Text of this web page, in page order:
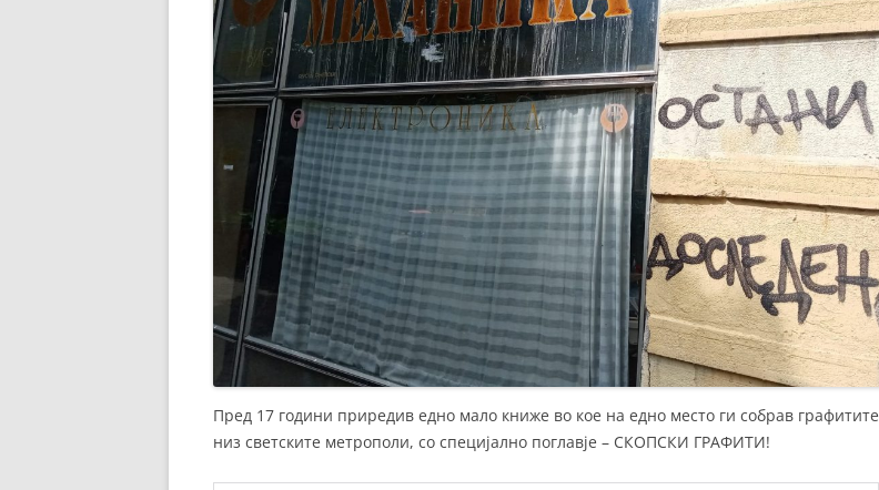
Пред 17 години приредив едно мало книже во кое на едно место ги собрав графитите
низ светските метрополи, со специјално поглавје – СКОПСКИ ГРАФИТИ!